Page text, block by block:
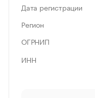
Дата регистрации
Регион
ОГРНИП
ИНН